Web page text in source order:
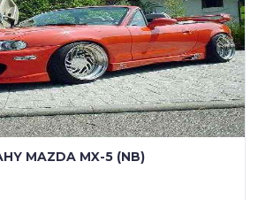
MAZDA MX-5 (NB)